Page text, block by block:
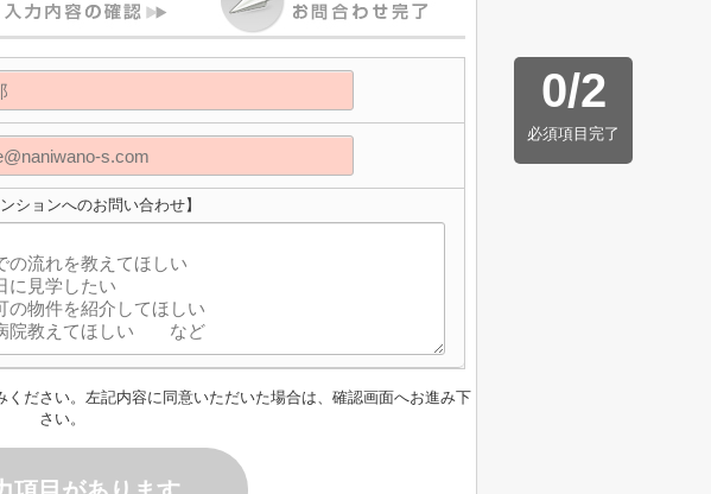
0/2
必須項目完了
ションへのお問い合わせ】
ください。左記内容に同意いただいた場合は、確認画面へお進み下
さい。